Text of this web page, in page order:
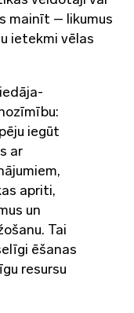
mainīt – likumus
ietekmi vēlas
iegūt
ar
apriti,
un
Tai
ēšanas
resursu